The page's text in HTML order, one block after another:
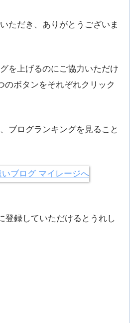
ただき、ありがとうございま
を上げるのにご協力いただけ
ボタンをそれぞれクリック
ブログランキングを見ること
登録していただけるとうれし